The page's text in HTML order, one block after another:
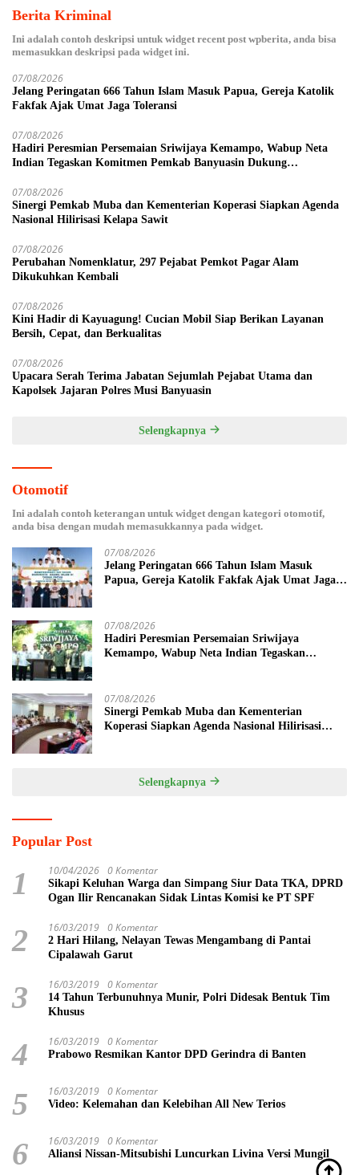
Berita Kriminal
Ini adalah contoh deskripsi untuk widget recent post wpberita, anda bisa
memasukkan deskripsi pada widget ini.
07/08/2026
Jelang Peringatan 666 Tahun Islam Masuk Papua, Gereja Katolik
Fakfak Ajak Umat Jaga Toleransi
07/08/2026
Hadiri Peresmian Persemaian Sriwijaya Kemampo, Wabup Neta
Indian Tegaskan Komitmen Pemkab Banyuasin Dukung
07/08/2026
Sinergi Pemkab Muba dan Kementerian Koperasi Siapkan Agenda
Nasional Hilirisasi Kelapa Sawit
07/08/2026
Perubahan Nomenklatur, 297 Pejabat Pemkot Pagar Alam
Dikukuhkan Kembali
07/08/2026
Kini Hadir di Kayuagung! Cucian Mobil Siap Berikan Layanan
Bersih, Cepat, dan Berkualitas
07/08/2026
Upacara Serah Terima Jabatan Sejumlah Pejabat Utama dan
Kapolsek Jajaran Polres Musi Banyuasin
Selengkapnya
Otomotif
Ini adalah contoh keterangan untuk widget dengan kategori otomotif,
anda bisa dengan mudah memasukkannya pada widget.
07/08/2026
Jelang Peringatan 666 Tahun Islam Masuk
Papua, Gereja Katolik Fakfak Ajak Umat Jaga
07/08/2026
Hadiri Peresmian Persemaian Sriwijaya
Kemampo, Wabup Neta Indian Tegaskan
07/08/2026
Sinergi Pemkab Muba dan Kementerian
Koperasi Siapkan Agenda Nasional Hilirisasi
Selengkapnya
Popular Post
1 10/04/2026 0 Komentar
Sikapi Keluhan Warga dan Simpang Siur Data TKA, DPRD
Ogan Ilir Rencanakan Sidak Lintas Komisi ke PT SPF
2 16/03/2019 0 Komentar
2 Hari Hilang, Nelayan Tewas Mengambang di Pantai
Cipalawah Garut
3 16/03/2019 0 Komentar
14 Tahun Terbunuhnya Munir, Polri Didesak Bentuk Tim
Khusus
4 16/03/2019 0 Komentar
Prabowo Resmikan Kantor DPD Gerindra di Banten
5 16/03/2019 0 Komentar
Video: Kelemahan dan Kelebihan All New Terios
6 16/03/2019 0 Komentar
Aliansi Nissan-Mitsubishi Luncurkan Livina Versi Mungil